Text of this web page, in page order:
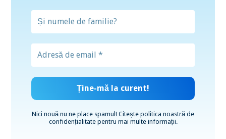
Nici nouă nu ne place spamul! Citește politica noastră de
confidențialitatepentru mai multe informații.